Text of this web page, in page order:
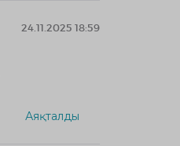
24.11.2025 18:59
Аяқталды